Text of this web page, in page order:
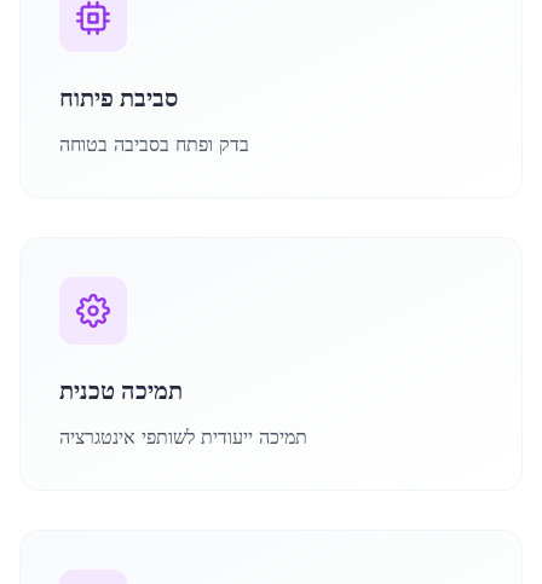
סביבת פיתוח
בדק ופתח בסביבה בטוחה
תמיכה טכנית
תמיכה ייעודית לשותפי אינטגרציה